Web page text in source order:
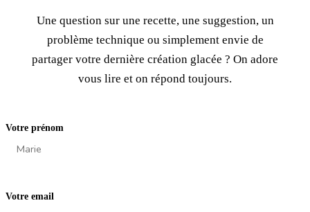
Une question sur une recette, une suggestion, un
problème technique ou simplement envie de
partager votre dernière création glacée ? On adore
vous lire et on répond toujours.
Votre prénom
Votre email